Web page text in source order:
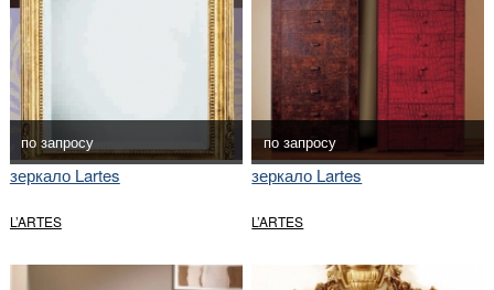
по запросу
зеркало Lartes
L’ARTES
по запросу
зеркало Lartes
L’ARTES